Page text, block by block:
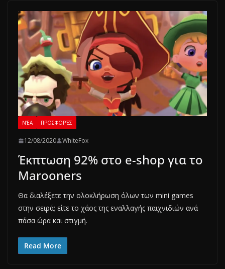
ΝΈΑ ΠΡΟΣΦΟΡΈΣ
12/08/2020 WhiteFox
Έκπτωση 92% στο e-shop για το
Marooners
Θα διαλέξετε την ολοκλήρωση όλων των mini games
στην σειρά; είτε το χάος της εναλλαγής παιχνιδιών ανά
πάσα ώρα και στιγμή.
Read More